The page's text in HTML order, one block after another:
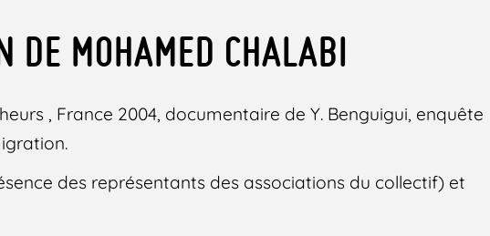
DE MOHAMED CHALABI
, France 2004, documentaire de Y. Benguigui, enquête
des représentants des associations du collectif) et